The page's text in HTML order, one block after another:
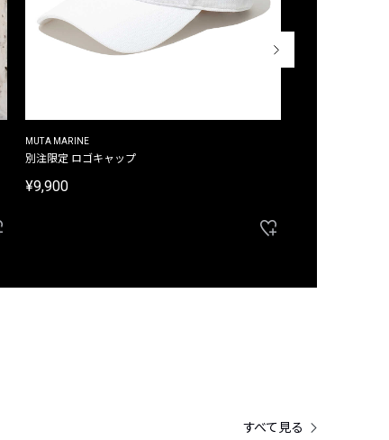
MUTA MARINE
別注限定 ロゴキャップ
¥9,900
すべて見る